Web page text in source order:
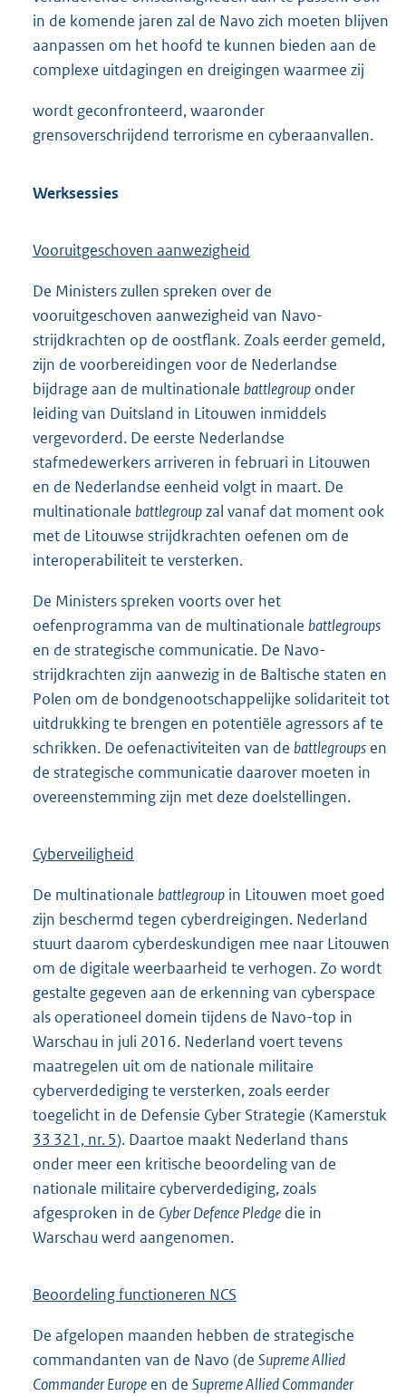
in de komende jaren zal de Navo zich moeten blijven
aanpassen om het hoofd te kunnen bieden aan de
complexe uitdagingen en dreigingen waarmee zij
wordt geconfronteerd, waaronder
grensoverschrijdend terrorisme en cyberaanvallen.
Werksessies
Vooruitgeschoven aanwezigheid
De Ministers zullen spreken over de
vooruitgeschoven aanwezigheid van Navo-
strijdkrachten op de oostflank. Zoals eerder gemeld,
zijn de voorbereidingen voor de Nederlandse
bijdrage aan de multinationale battlegroup onder
leiding van Duitsland in Litouwen inmiddels
vergevorderd. De eerste Nederlandse
stafmedewerkers arriveren in februari in Litouwen
en de Nederlandse eenheid volgt in maart. De
multinationale battlegroupzal vanaf dat moment ook
met de Litouwse strijdkrachten oefenen om de
interoperabiliteit te versterken.
De Ministers spreken voorts over het
oefenprogramma van de multinationale battlegroups
en de strategische communicatie. De Navo-
strijdkrachten zijn aanwezig in de Baltische staten en
Polen om de bondgenootschappelijke solidariteit tot
uitdrukking te brengen en potentiële agressors af te
schrikken. De oefenactiviteiten van de battlegroups en
de strategische communicatie daarover moeten in
overeenstemming zijn met deze doelstellingen.
Cyberveiligheid
De multinationale battlegroup in Litouwen moet goed
zijn beschermd tegen cyberdreigingen. Nederland
stuurt daarom cyberdeskundigen mee naar Litouwen
om de digitale weerbaarheid te verhogen. Zo wordt
gestalte gegeven aan de erkenning van cyberspace
als operationeel domein tijdens de Navo-top in
Warschau in juli 2016. Nederland voert tevens
maatregelen uit om de nationale militaire
cyberverdediging te versterken, zoals eerder
toegelicht in de Defensie Cyber Strategie (Kamerstuk
33 321, nr. 5). Daartoe maakt Nederland thans
onder meer een kritische beoordeling van de
nationale militaire cyberverdediging, zoals
afgesproken in de Cyber Defence Pledge die in
Warschau werd aangenomen.
Beoordeling functioneren NCS
De afgelopen maanden hebben de strategische
commandanten van de Navo (de Supreme Allied
Commander Europe en de Supreme Allied Commander